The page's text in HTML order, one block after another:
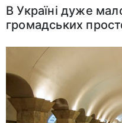
В Україні дуже
громадських